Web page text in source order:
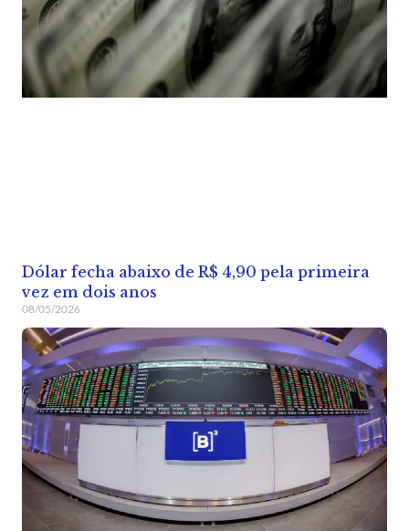
Dólar fecha abaixo de R$ 4,90 pela primeira
vez em dois anos
08/05/2026